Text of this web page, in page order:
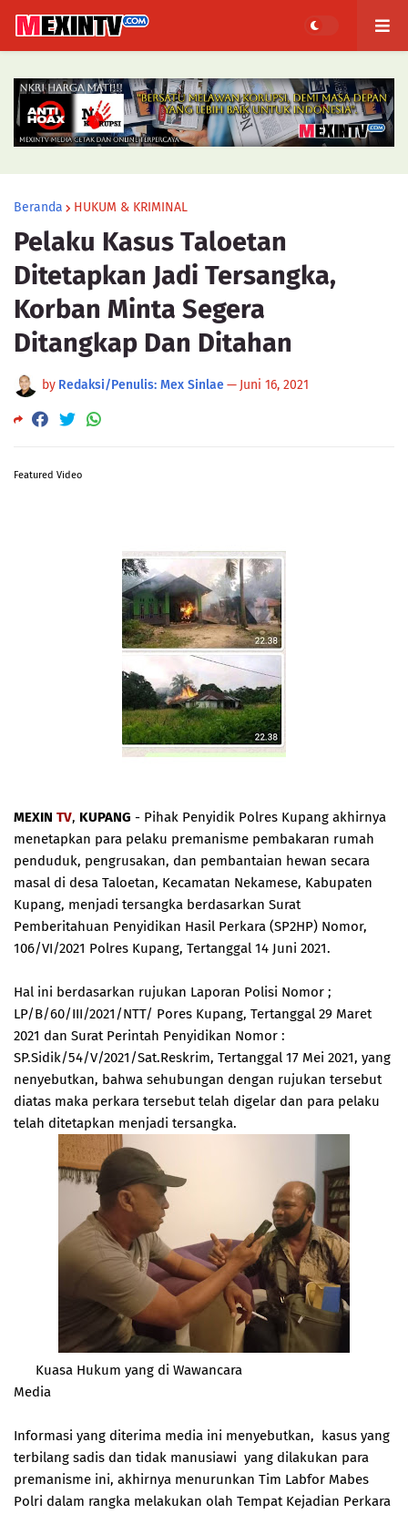
Beranda HUKUM & KRIMINAL
Pelaku Kasus Taloetan
Ditetapkan Jadi Tersangka,
Korban Minta Segera
Ditangkap Dan Ditahan
by Redaksi/Penulis: Mex Sinlae— Juni 16, 2021
Featured Video
MEXIN TV, KUPANG - Pihak Penyidik Polres Kupang akhirnya
menetapkan para pelaku premanisme pembakaran rumah
penduduk, pengrusakan, dan pembantaian hewan secara
masal di desa Taloetan, Kecamatan Nekamese, Kabupaten
Kupang, menjadi tersangka berdasarkan Surat
Pemberitahuan Penyidikan Hasil Perkara (SP2HP) Nomor,
106/VI/2021 Polres Kupang, Tertanggal 14 Juni 2021.
Hal ini berdasarkan rujukan Laporan Polisi Nomor ;
LP/B/60/III/2021/NTT/ Pores Kupang, Tertanggal 29 Maret
2021 dan Surat Perintah Penyidikan Nomor :
SP.Sidik/54/V/2021/Sat.Reskrim, Tertanggal 17 Mei 2021, yang
nenyebutkan, bahwa sehubungan dengan rujukan tersebut
diatas maka perkara tersebut telah digelar dan para pelaku
telah ditetapkan menjadi tersangka.
Kuasa Hukum yang di Wawancara
Media
Informasi yang diterima media ini menyebutkan, kasus yang
terbilang sadis dan tidak manusiawi yang dilakukan para
premanisme ini, akhirnya menurunkan Tim Labfor Mabes
Polri dalam rangka melakukan olah Tempat Kejadian Perkara